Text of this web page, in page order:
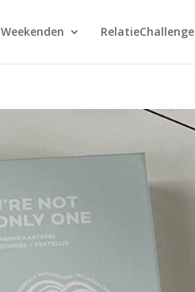
Weekenden RelatieChallenge